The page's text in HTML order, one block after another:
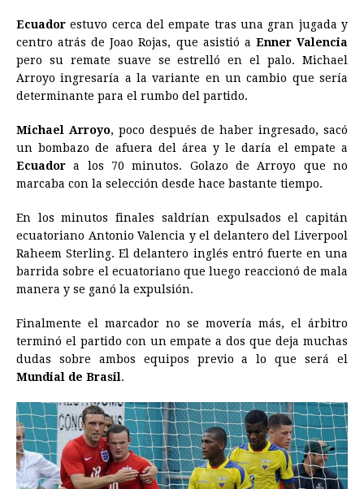
Ecuador estuvo cerca del empate tras una gran jugada y
centro atrás de Joao Rojas, que asistió a Enner Valencia
pero su remate suave se estrelló en el palo. Michael
Arroyo ingresaría a la variante en un cambio que sería
determinante para el rumbo del partido.
Michael Arroyo, poco después de haber ingresado, sacó
un bombazo de afuera del área y le daría el empate a
Ecuador a los 70 minutos. Golazo de Arroyo que no
marcaba con la selección desde hace bastante tiempo.
En los minutos finales saldrían expulsados el capitán
ecuatoriano Antonio Valencia y el delantero del Liverpool
Raheem Sterling. El delantero inglés entró fuerte en una
barrida sobre el ecuatoriano que luego reaccionó de mala
manera y se ganó la expulsión.
Finalmente el marcador no se movería más, el árbitro
terminó el partido con un empate a dos que deja muchas
dudas sobre ambos equipos previo a lo que será el
Mundial de Brasil.